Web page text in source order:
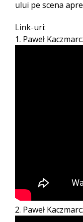
ului pe scena
Link-uri:
1. Paweł
2. Paweł